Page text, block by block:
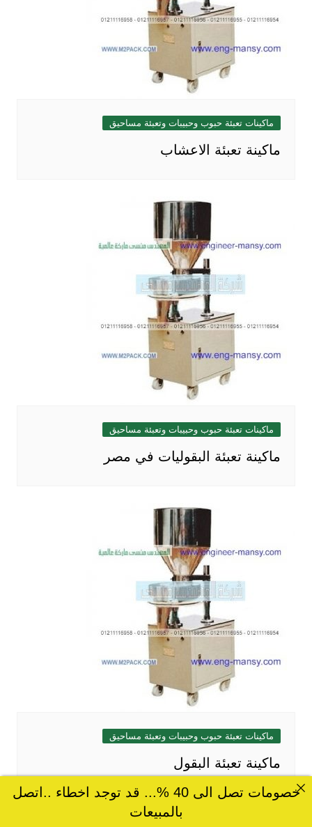
ماكينات تعبئة حبوب وحبيبات وتعبئة مساحيق
ماكينة تعبئة الاعشاب
ماكينات تعبئة حبوب وحبيبات وتعبئة مساحيق
ماكينة تعبئة البقوليات في مصر
ماكينات تعبئة حبوب وحبيبات وتعبئة مساحيق
ماكينة تعبئة البقول
خصومات تصل الى 40 %... قد توجد اخطاء ..اتصل
بالمبيعات